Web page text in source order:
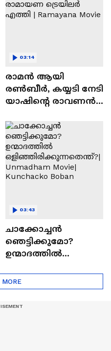
രാമന്‍ ആയി
രൺബീർ, കയ്യടി നേടി
യാഷിന്റെ രാവണൻ;
രാമായണ ട്രെയിലർ
എത്തി | Ramayana
Movie
03:14
ചാക്കോച്ചന്‍
ഞെട്ടിക്കുമോ?
ഉന്മാദത്തിൽ
ന്ത്?| Unmadham
Movie| Kunchacko
03:43
MORE